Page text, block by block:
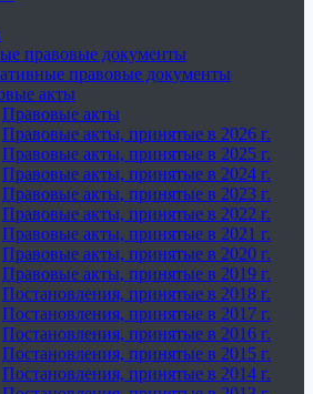
правовые документы
правовые документы
акты
Правовые акты
Правовые акты, принятые в 2026 г.
Правовые акты, принятые в 2025 г.
Правовые акты, принятые в 2024 г.
Правовые акты, принятые в 2023 г.
Правовые акты, принятые в 2022 г.
Правовые акты, принятые в 2021 г.
Правовые акты, принятые в 2020 г.
Правовые акты, принятые в 2019 г.
Постановления, принятые в 2018 г.
Постановления, принятые в 2017 г.
Постановления, принятые в 2016 г.
Постановления, принятые в 2015 г.
Постановления, принятые в 2014 г.